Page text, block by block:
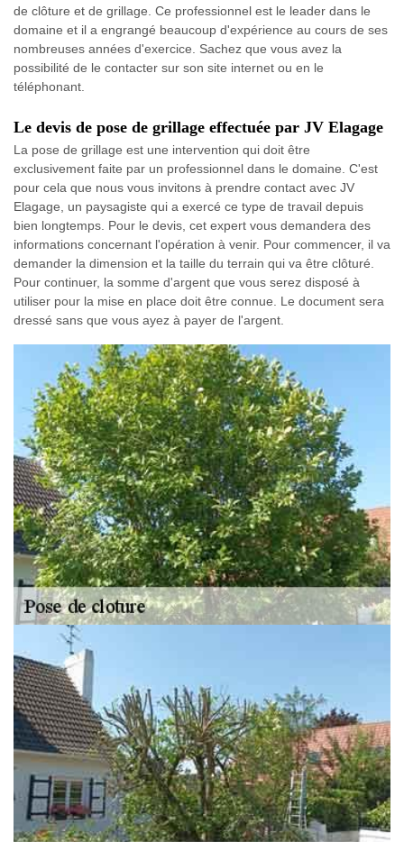
de clôture et de grillage. Ce professionnel est le leader dans le
domaine et il a engrangé beaucoup d'expérience au cours de ses
nombreuses années d'exercice. Sachez que vous avez la
possibilité de le contacter sur son site internet ou en le
téléphonant.
Le devis de pose de grillage effectuée par JV Elagage
La pose de grillage est une intervention qui doit être
exclusivement faite par un professionnel dans le domaine. C'est
pour cela que nous vous invitons à prendre contact avec JV
Elagage, un paysagiste qui a exercé ce type de travail depuis
bien longtemps. Pour le devis, cet expert vous demandera des
informations concernant l'opération à venir. Pour commencer, il va
demander la dimension et la taille du terrain qui va être clôturé.
Pour continuer, la somme d'argent que vous serez disposé à
utiliser pour la mise en place doit être connue. Le document sera
dressé sans que vous ayez à payer de l'argent.